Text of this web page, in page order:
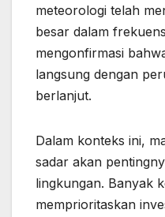
meteorologi telah
besar dalam
mengonfirmasi
langsung dengan
berlanjut.
Dalam konteks ini,
sadar akan
lingkungan. Banyak
memprioritaskan